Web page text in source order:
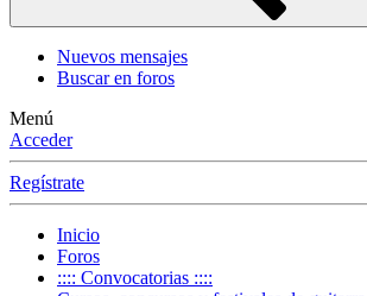
Nuevos mensajes
Buscar en foros
Menú
Acceder
Regístrate
Inicio
Foros
:::: Convocatorias ::::